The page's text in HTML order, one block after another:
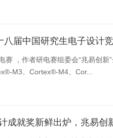
届中国研究生电子设计
赛 ，作者研电赛组委会“兆易创
Cortex®-M3、Cortex®-M4、Cor...
成就奖新鲜出炉，兆易创